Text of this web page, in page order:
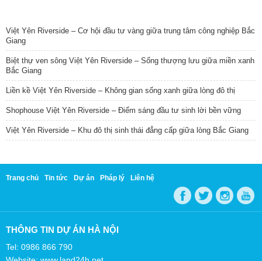
Việt Yên Riverside – Cơ hội đầu tư vàng giữa trung tâm công nghiệp Bắc
Giang
Biệt thự ven sông Việt Yên Riverside – Sống thượng lưu giữa miền xanh
Bắc Giang
Liền kề Việt Yên Riverside – Không gian sống xanh giữa lòng đô thị
Shophouse Việt Yên Riverside – Điểm sáng đầu tư sinh lời bền vững
Việt Yên Riverside – Khu đô thị sinh thái đẳng cấp giữa lòng Bắc Giang
Trang chủ Tin tức Dự án Pháp lý Liên hệ
THÔNG TIN DỰ ÁN HÀ NỘI
Tel: 0986 866 790